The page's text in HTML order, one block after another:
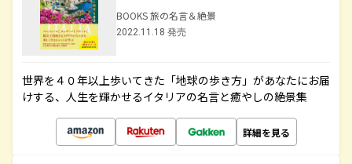
BOOKS 旅の名言＆絶景
2022.11.18 発売
世界を４０年以上歩いてきた「地球の歩き方」があなたにお届
けする、人生を輝かせるイタリアの名言と癒やしの絶景集
詳細を見る